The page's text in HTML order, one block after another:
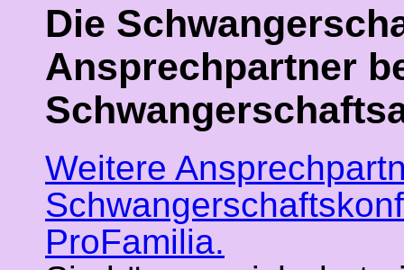
Die
Ansprechpartner
Weitere
ProFamilia.